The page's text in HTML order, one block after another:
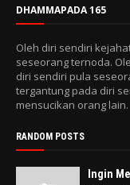
DHAMMAPADA 165
Oleh diri sendiri
seseorang ternoda.
diri sendiri pula
tergantung pada diri
mensucikan orang lain.
RANDOM POSTS
Ingin